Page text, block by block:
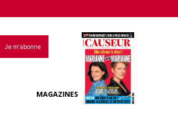
Je m'abonne
MAGAZINES